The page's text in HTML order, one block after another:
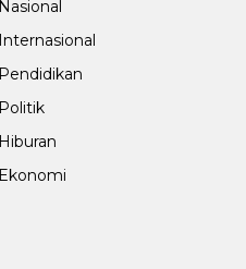
Nasional
Internasional
Pendidikan
Politik
Hiburan
Ekonomi